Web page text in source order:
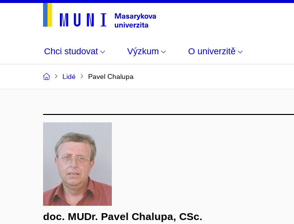
Chci studovat Výzkum O univerzitě
Lidé Pavel Chalupa
doc. MUDr. Pavel Chalupa, CSc.